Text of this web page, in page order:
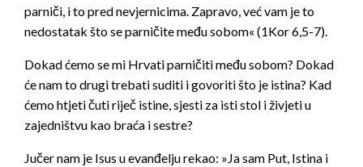
parniči, i to pred nevjernicima. Zapravo, već vam je to
nedostatak što se parničite među sobom« (1Kor 6,5-7).
Dokad ćemo se mi Hrvati parničiti među sobom? Dokad
će nam to drugi trebati suditi i govoriti što je istina? Kad
ćemo htjeti čuti riječ istine, sjesti za isti stol i živjeti u
zajedništvu kao braća i sestre?
Jučer nam je Isus u evanđelju rekao: »Ja sam Put, Istina i